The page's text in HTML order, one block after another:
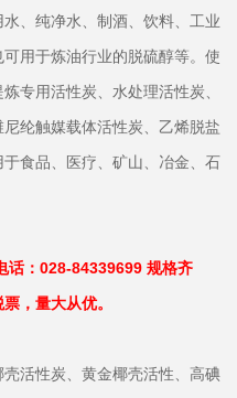
、纯净水、制酒、饮料、工业
用于炼油行业的脱硫醇等。使
专用活性炭、水处理活性炭、
纶触媒载体活性炭、乙烯脱盐
食品、医疗、矿山、冶金、石
话：028-84339699 规格齐
，量大从优。
活性炭、黄金椰壳活性、高碘